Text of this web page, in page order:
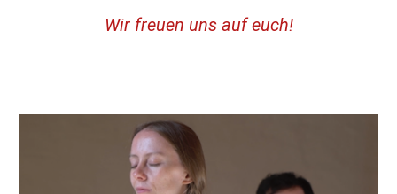
Wir freuen uns auf euch!